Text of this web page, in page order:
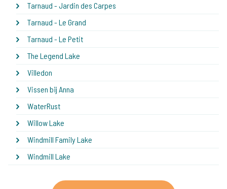
Tarnaud - Jardin des Carpes
Tarnaud - Le Grand
Tarnaud - Le Petit
The Legend Lake
Villedon
Vissen bij Anna
WaterRust
Willow Lake
Windmill Family Lake
Windmill Lake